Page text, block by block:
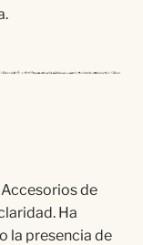
de
Ha
la presencia de